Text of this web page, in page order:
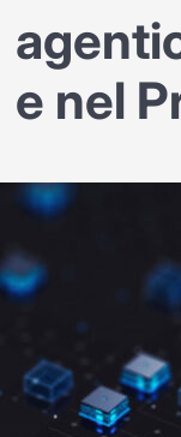
e nel